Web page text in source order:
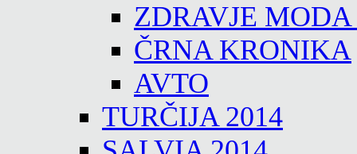
ZDRAVJE
ČRNA KRONIKA
AVTO
TURČIJA 2014